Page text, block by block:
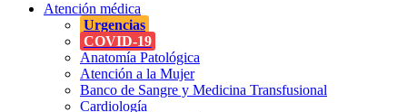
Atención médica
Urgencias
COVID-19
Anatomía Patológica
Atención a la Mujer
Banco de Sangre y Medicina Transfusional
Cardiología